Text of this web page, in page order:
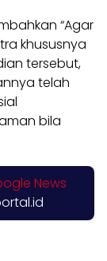
“Agar
khususnya
tersebut,
telah
bila
News